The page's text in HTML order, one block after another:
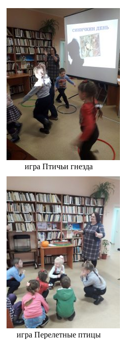
игра Птичьи гнезда
игра Перелетные птицы